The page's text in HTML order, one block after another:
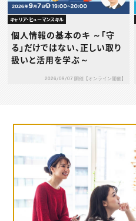
キャリア・ヒューマンスキル
個人情報の基本のキ ～「守
る」だけではない、正しい取り
扱いと活用を学ぶ～
2026/09/07 開催【オンライン開催】